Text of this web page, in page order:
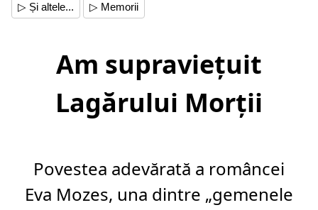
▷ Și altele... ▷ Memorii
Am supraviețuit
Lagărului Morții
Povestea adevărată a româncei
Eva Mozes, una dintre „gemenele